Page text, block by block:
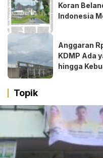
Koran
Indonesia
Anggaran
KDMP Ada
hingga
Topik